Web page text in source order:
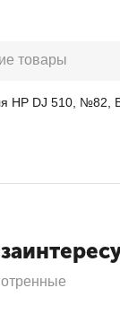
товары
HP DJ 510, №82,